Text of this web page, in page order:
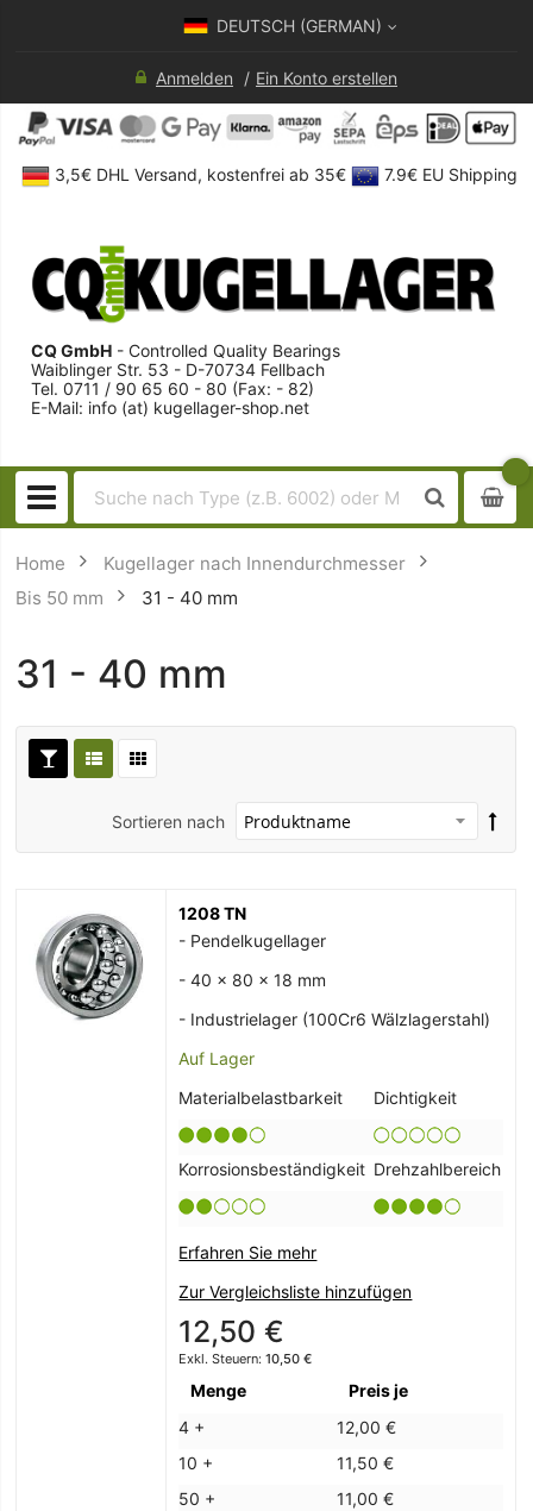
DEUTSCH (GERMAN)
Anmelden Ein Konto erstellen
3,5€ DHL Versand, kostenfrei ab 35€ 7.9€ EU Shipping
CQ GmbH - Controlled Quality Bearings
Waiblinger Str. 53 - D-70734 Fellbach
Tel. 0711 / 90 65 60 - 80 (Fax: - 82)
E-Mail: info (at) kugellager-shop.net
Home
Kugellager nach Innendurchmesser
Bis 50 mm
31 - 40 mm
31 - 40 mm
Sortieren nach
1208 TN
- Pendelkugellager
- 40 x 80 x 18 mm
- Industrielager (100Cr6 Wälzlagerstahl)
Auf Lager
Materialbelastbarkeit
Dichtigkeit
Korrosionsbeständigkeit Drehzahlbereich
Erfahren Sie mehr
Zur Vergleichsliste hinzufügen
12,50 €
10,50 €
Menge
Preis je
4 +
12,00 €
10 +
11,50 €
50 +
11,00 €